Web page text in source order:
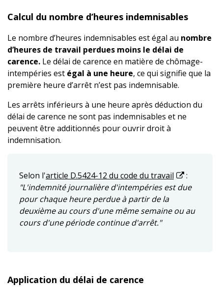
Calcul du nombre d’heures indemnisables
Le nombre d’heures indemnisables est égal au nombre
d’heures de travail perdues moins le délai de
carence. Le délai de carence en matière de chômage-
intempéries est égal à une heure, ce qui signifie que la
première heure d’arrêt n’est pas indemnisable.
Les arrêts inférieurs à une heure après déduction du
délai de carence ne sont pas indemnisables et ne
peuvent être additionnés pour ouvrir droit à
indemnisation.
Selon l'article D.5424-12 du code du travail
:
"L'indemnité journalière d'intempéries est due
pour chaque heure perdue à partir de la
deuxième au cours d'une même semaine ou au
cours d'une période continue d'arrêt."
Application du délai de carence